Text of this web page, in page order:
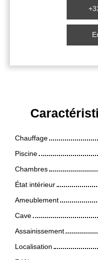
Chauffage
Piscine
Chambres
État intérieur
Ameublement
Cave
Assainissement
Localisation